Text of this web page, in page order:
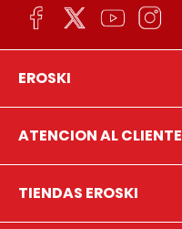
EROSKI
ATENCION AL CLIENTE
TIENDAS EROSKI